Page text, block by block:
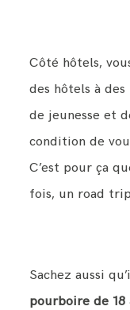
Côté hôtels,
des hôtels à
de jeunesse et
condition de
C’est pour ça
fois, un road
Sachez aussi
pourboire de